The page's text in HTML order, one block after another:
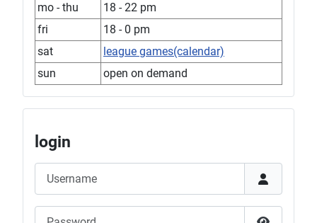
mo - thu
18 - 22 pm
fri
18 - 0 pm
sat
league games(calendar)
sun
open on demand
login